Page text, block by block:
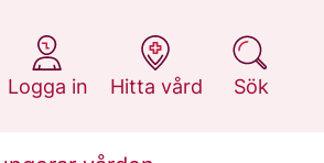
Logga in
på 1177.se
Hitta vård
på 1177.se
Sök
på 1177.se